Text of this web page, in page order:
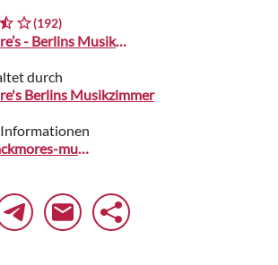
(192)
Blackmore’s - Berlins Musikzimmer
durch
Berlins Musikzimmer
www.blackmores-musikzimmer.de